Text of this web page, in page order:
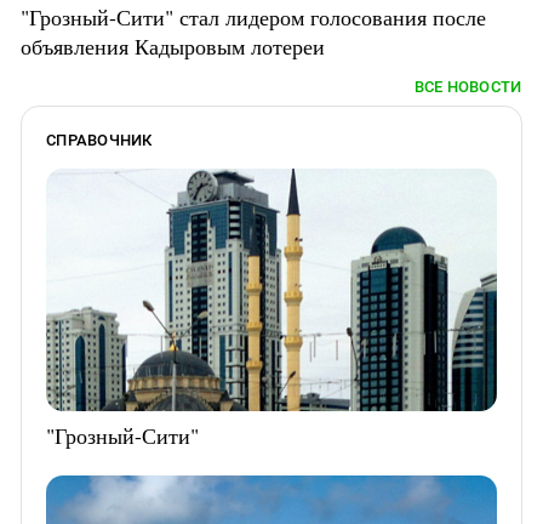
"Грозный-Сити" стал лидером голосования после
объявления Кадыровым лотереи
ВСЕ НОВОСТИ
СПРАВОЧНИК
"Грозный-Сити"